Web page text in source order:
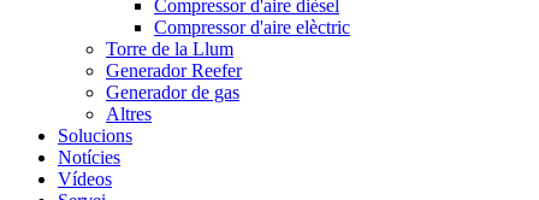
Compressor d'aire dièsel
Compressor d'aire elèctric
Torre de la Llum
Generador Reefer
Generador de gas
Altres
Solucions
Notícies
Vídeos